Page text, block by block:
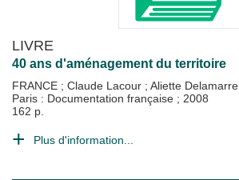
LIVRE
40 ans d'aménagement du territoire
FRANCE ; Claude Lacour ; Aliette Delamarre
Paris : Documentation française ; 2008
162 p.
Plus d'information...